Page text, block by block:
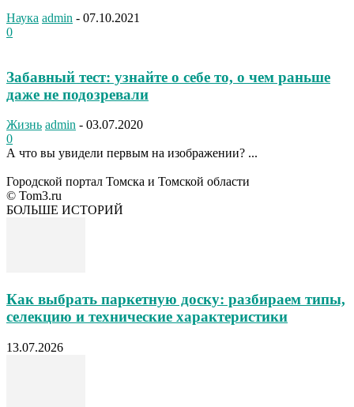
Наука admin - 07.10.2021
0
Забавный тест: узнайте о себе то, о чем раньше
даже не подозревали
Жизнь admin - 03.07.2020
0
А что вы увидели первым на изображении? ...
Городской портал Томска и Томской области
© Tom3.ru
БОЛЬШЕ ИСТОРИЙ
Как выбрать паркетную доску: разбираем типы,
селекцию и технические характеристики
13.07.2026